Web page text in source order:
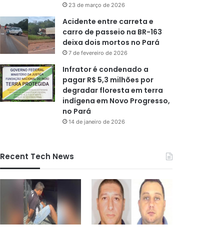
23 de março de 2026
Acidente entre carreta e
carro de passeio na BR-163
deixa dois mortos no Pará
7 de fevereiro de 2026
Infrator é condenado a
pagar R$ 5,3 milhões por
degradar floresta em terra
indígena em Novo Progresso,
no Pará
14 de janeiro de 2026
Recent Tech News